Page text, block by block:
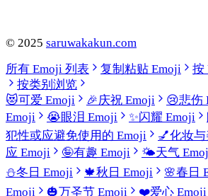
© 2025 saruwakakun.com
所有 Emoji 列表
复制粘贴 Emoji
按
按类别浏览
😻可爱 Emoji 🎉庆祝 Emoji 😢悲伤
Emoji
😭眼泪 Emoji ✨闪耀 Emoji
犯性或应避免使用的 Emoji
💅化妆
应 Emoji
🤪有趣 Emoji 🌤️天气
⛄冬日 Emoji 🍁秋日 Emoji 🌸春日
Emoji
🎃万圣节 Emoji ❤️爱心 Emoji